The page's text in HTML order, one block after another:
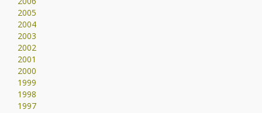
2005
2004
2003
2002
2001
2000
1999
1998
1997